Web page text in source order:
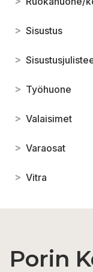
> Sisustus
>
> Työhuone
> Valaisimet
> Varaosat
> Vitra
Porin